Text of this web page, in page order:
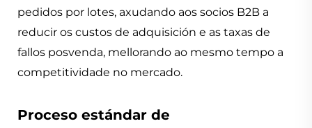
pedidos por lotes, axudando aos socios B2B a
reducir os custos de adquisición e as taxas de
fallos posvenda, mellorando ao mesmo tempo a
competitividade no mercado.
Proceso estándar de